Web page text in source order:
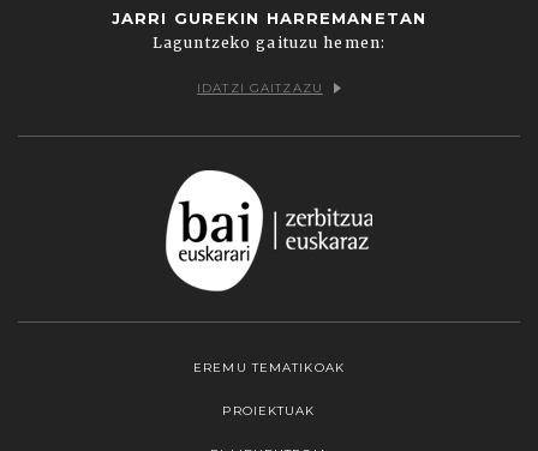
JARRI GUREKIN HARREMANETAN
Laguntzeko gaituzu hemen:
IDATZI GAITZAZU
EREMU TEMATIKOAK
PROIEKTUAK